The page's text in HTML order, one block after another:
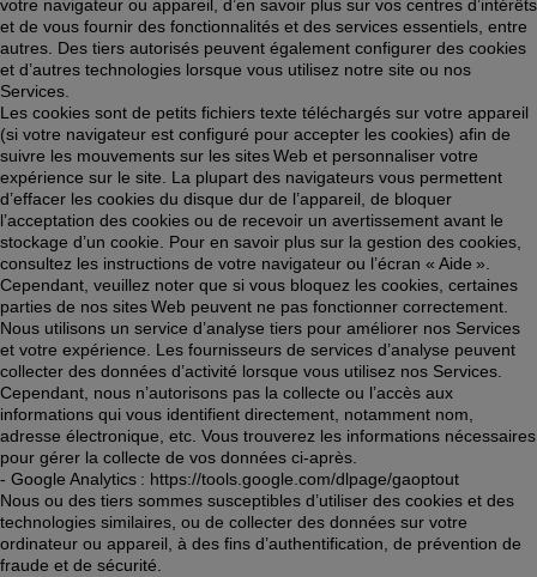
votre navigateur ou appareil, d’en savoir plus sur vos centres d’intérêts
et de vous fournir des fonctionnalités et des services essentiels, entre
autres. Des tiers autorisés peuvent également configurer des cookies
et d’autres technologies lorsque vous utilisez notre site ou nos
Services.
Les cookies sont de petits fichiers texte téléchargés sur votre appareil
(si votre navigateur est configuré pour accepter les cookies) afin de
suivre les mouvements sur les sites Web et personnaliser votre
expérience sur le site. La plupart des navigateurs vous permettent
d’effacer les cookies du disque dur de l’appareil, de bloquer
l’acceptation des cookies ou de recevoir un avertissement avant le
stockage d’un cookie. Pour en savoir plus sur la gestion des cookies,
consultez les instructions de votre navigateur ou l’écran « Aide ».
Cependant, veuillez noter que si vous bloquez les cookies, certaines
parties de nos sites Web peuvent ne pas fonctionner correctement.
Nous utilisons un service d’analyse tiers pour améliorer nos Services
et votre expérience. Les fournisseurs de services d’analyse peuvent
collecter des données d’activité lorsque vous utilisez nos Services.
Cependant, nous n’autorisons pas la collecte ou l’accès aux
informations qui vous identifient directement, notamment nom,
adresse électronique, etc. Vous trouverez les informations nécessaires
pour gérer la collecte de vos données ci-après.
- Google Analytics : https://tools.google.com/dlpage/gaoptout
Nous ou des tiers sommes susceptibles d’utiliser des cookies et des
technologies similaires, ou de collecter des données sur votre
ordinateur ou appareil, à des fins d’authentification, de prévention de
fraude et de sécurité.